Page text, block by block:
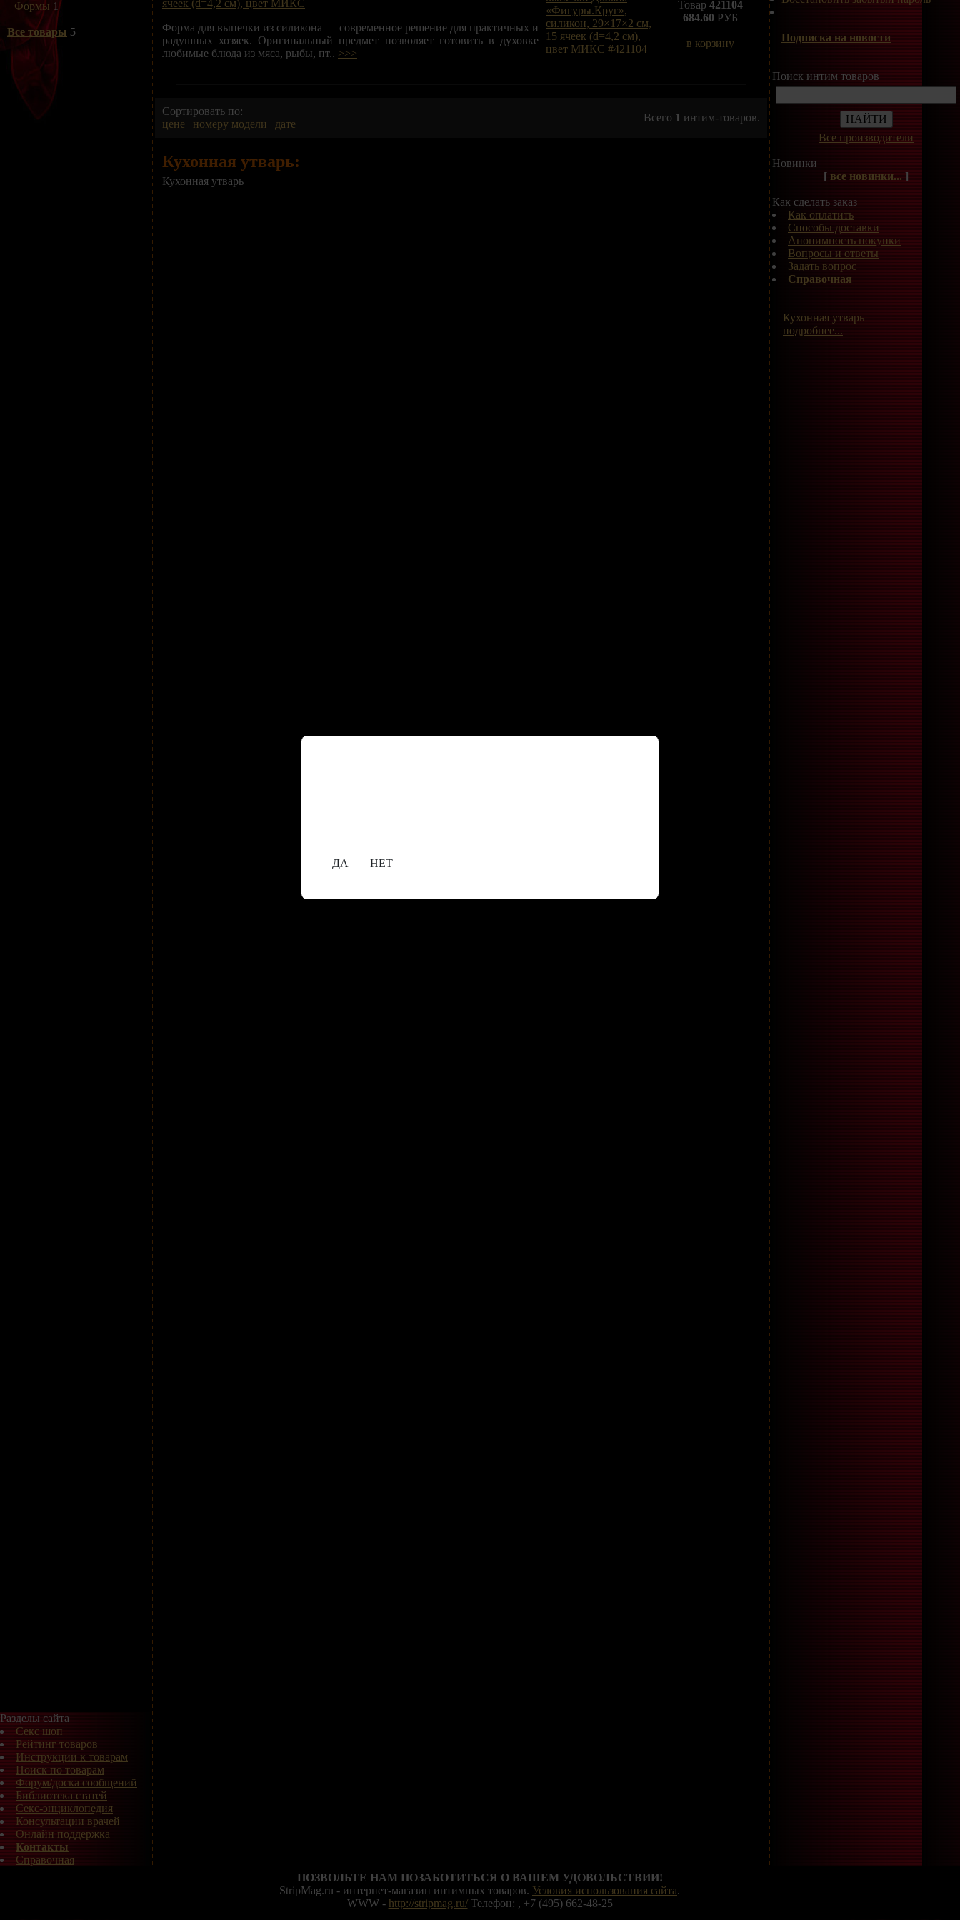
Формы 1
Все товары 5
Разделы сайта
Секс шоп
Рейтинг товаров
Инструкции к товарам
Поиск по товарам
Форум/доска сообщений
Библиотека статей
Секс-энциклопедия
Консультации врачей
Онлайн поддержка
Контакты
Справочная
ячеек (d=4,2 см), цвет МИКС
Форма для выпечки из силикона — современное решение для практичных и
радушных хозяек. Оригинальный предмет позволяет готовить в духовке
любимые блюда из мяса, рыбы, пт.. >>>
Товар 421104
684.60РУБ
в корзину
Сортировать по:
цене | номеру модели | дате
Всего 1 интим-товаров.
Кухонная утварь:
Кухонная утварь
Подписка на новости
Поиск интим товаров
Все производители
Новинки
[ все новинки... ]
Как сделать заказ
Как оплатить
Способы доставки
Анонимность покупки
Вопросы и ответы
Задать вопрос
Справочная
Кухонная утварь
подробнее...
ПОЗВОЛЬТЕ НАМ ПОЗАБОТИТЬСЯ О ВАШЕМ УДОВОЛЬСТВИИ!
StripMag.ru - интернет-магазин интимных товаров. Условия использования сайта.
WWW - http://stripmag.ru/Телефон: , +7 (495) 662-48-25
ДА НЕТ